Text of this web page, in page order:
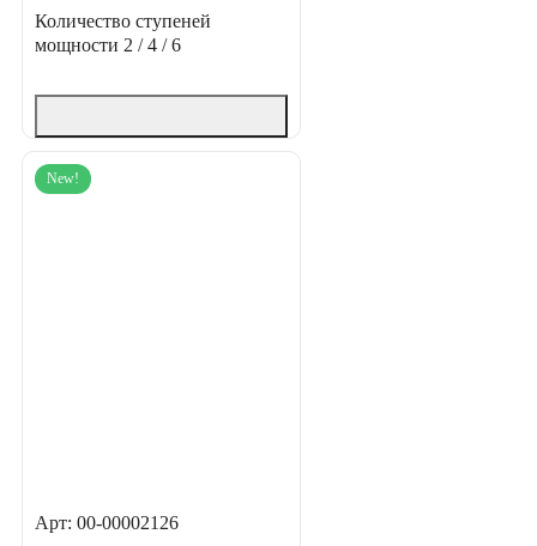
Количество ступеней
мощности 2 / 4 / 6
New!
Арт: 00-00002126